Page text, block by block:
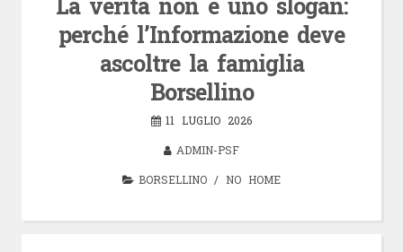
perché l’Informazione deve
ascoltre la famiglia
Borsellino
11 LUGLIO 2026
ADMIN-PSF
BORSELLINO / NO HOME